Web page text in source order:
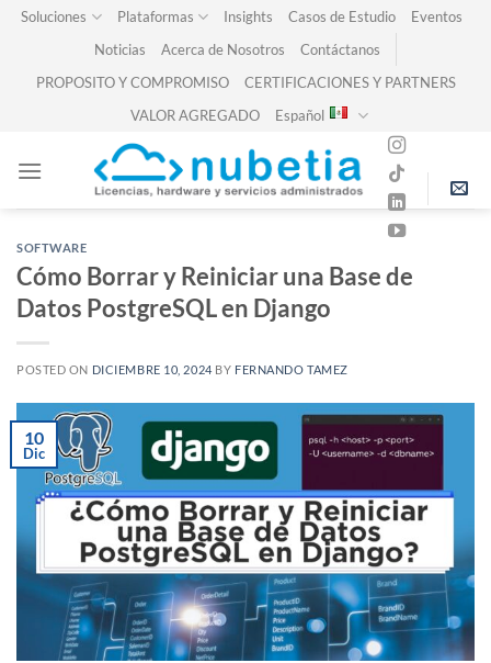
SkipSoluciones Plataformas Insights Casos de Estudio
Eventos
Noticias
Acerca de Nosotros
Contáctanos
PROPOSITO Y COMPROMISO
CERTIFICACIONES Y PARTNERS
VALOR AGREGADO
Español
SOFTWARE
Cómo Borrar y Reiniciar una Base de
Datos PostgreSQL en Django
POSTED ON DICIEMBRE 10, 2024 BY FERNANDO TAMEZ
10
Dic